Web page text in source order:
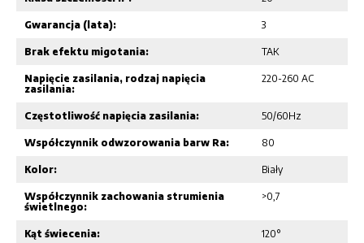
Gwarancja (lata): 3
Brak efektu migotania: TAK
Napięcie zasilania, rodzaj napięcia
zasilania:
220-260 AC
Częstotliwość napięcia zasilania: 50/60Hz
Współczynnik odwzorowania barw Ra: 80
Kolor: Biały
Współczynnik zachowania strumienia
świetlnego:
>0,7
Kąt świecenia: 120°